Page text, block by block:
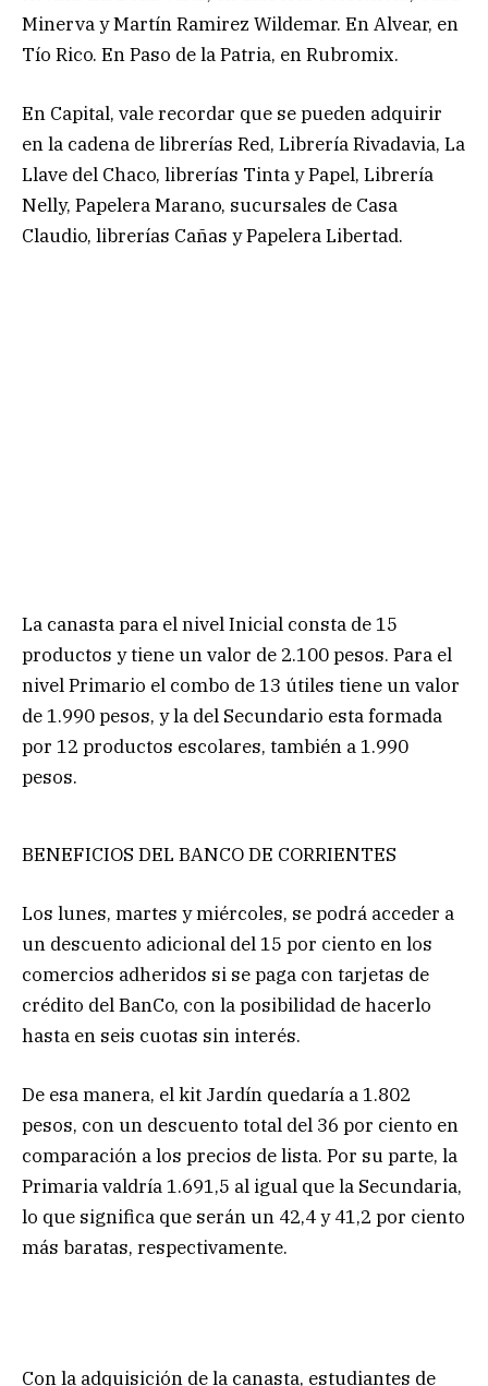
Minerva y Martín Ramirez Wildemar. En Alvear, en
Tío Rico. En Paso de la Patria, en Rubromix.
En Capital, vale recordar que se pueden adquirir
en la cadena de librerías Red, Librería Rivadavia, La
Llave del Chaco, librerías Tinta y Papel, Librería
Nelly, Papelera Marano, sucursales de Casa
Claudio, librerías Cañas y Papelera Libertad.
La canasta para el nivel Inicial consta de 15
productos y tiene un valor de 2.100 pesos. Para el
nivel Primario el combo de 13 útiles tiene un valor
de 1.990 pesos, y la del Secundario esta formada
por 12 productos escolares, también a 1.990
pesos.
BENEFICIOS DEL BANCO DE CORRIENTES
Los lunes, martes y miércoles, se podrá acceder a
un descuento adicional del 15 por ciento en los
comercios adheridos si se paga con tarjetas de
crédito del BanCo, con la posibilidad de hacerlo
hasta en seis cuotas sin interés.
De esa manera, el kit Jardín quedaría a 1.802
pesos, con un descuento total del 36 por ciento en
comparación a los precios de lista. Por su parte, la
Primaria valdría 1.691,5 al igual que la Secundaria,
lo que significa que serán un 42,4 y 41,2 por ciento
más baratas, respectivamente.
Con la adquisición de la canasta, estudiantes de